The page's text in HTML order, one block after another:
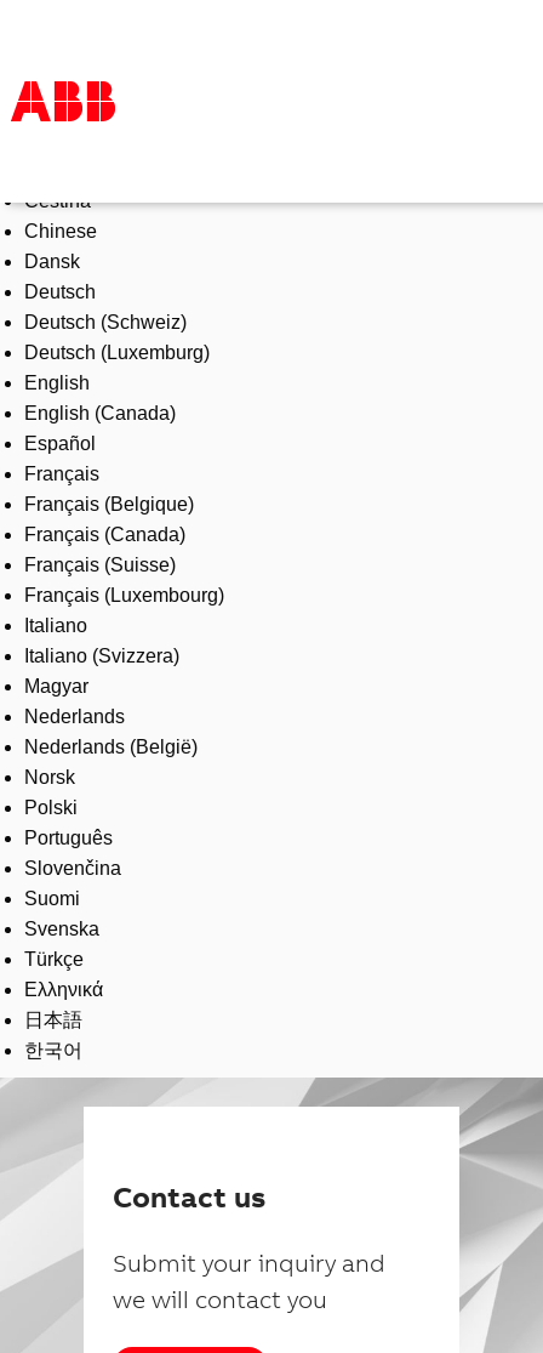
Products & Solutions
Industries
Services
About us
Where to buy
Contact us
Careers
Čeština
Chinese
Dansk
Deutsch
Deutsch (Schweiz)
Deutsch (Luxemburg)
English
English (Canada)
Español
Français
Français (Belgique)
Français (Canada)
Français (Suisse)
Français (Luxembourg)
Italiano
Italiano (Svizzera)
Magyar
Nederlands
Nederlands (België)
Norsk
Polski
Português
Slovenčina
Suomi
Svenska
Türkçe
Ελληνικά
日本語
한국어
Contact us
Submit your inquiry and
we will contact you